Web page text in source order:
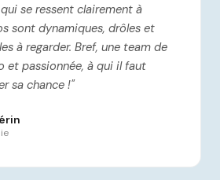
se ressent clairement à
sont dynamiques, drôles et
à regarder. Bref, une team de
et passionnée, à qui il faut
sa chance !"